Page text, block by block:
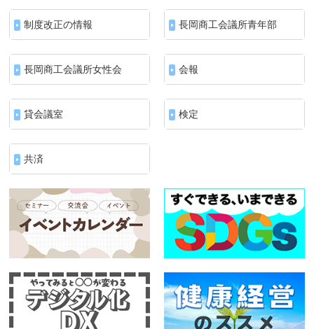
制度改正の情報 長岡商工会議所青年部
長岡商工会議所女性会 会報
貸会議室 検定
共済